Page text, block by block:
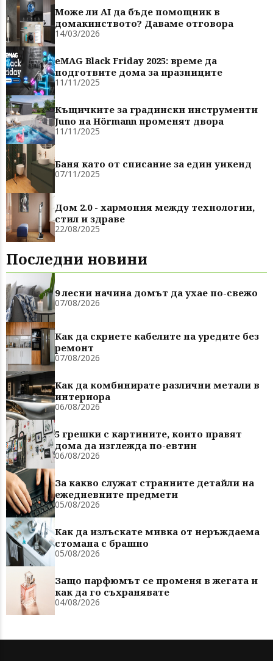
Може ли AI да бъде помощник в
домакинството? Даваме отговора
14/03/2026
eMAG Black Friday 2025: време да
подготвите дома за празниците
11/11/2025
Къщичките за градински инструменти
Juno на Hörmann променят двора
11/11/2025
Баня като от списание за един уикенд
07/11/2025
Дом 2.0 - хармония между технологии,
стил и здраве
22/08/2025
Последни новини
9 лесни начина домът да ухае по-свежо
07/08/2026
Как да скриете кабелите на уредите без
ремонт
07/08/2026
Как да комбинирате различни метали в
интериора
06/08/2026
5 грешки с картините, които правят
дома да изглежда по-евтин
06/08/2026
За какво служат странните детайли на
ежедневните предмети
05/08/2026
Как да излъскате мивка от неръждаема
стомана с брашно
05/08/2026
Защо парфюмът се променя в жегата и
как да го съхранявате
04/08/2026